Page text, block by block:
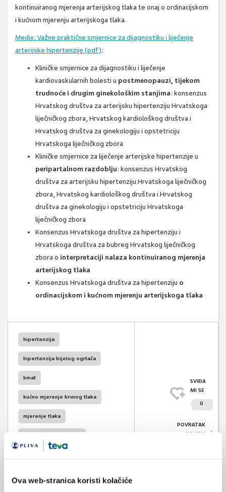
Ova web-stranica koristi kolačiće
kontinuiranog mjerenja arterijskog tlaka te onaj o ordinacijskom
i kućnom mjerenju arterijskoga tlaka.
Medix: Važne praktične smjernice za dijagnostiku i liječenje
arterijske hipertenzije (pdf):
Kliničke smjernice za dijagnostiku i liječenje
kardiovaskularnih bolesti u postmenopauzi, tijekom
trudnoće i drugim ginekološkim stanjima: konsenzus
Hrvatskog društva za arterijsku hipertenziju Hrvatskoga
liječničkog zbora, Hrvatskog kardiološkog društva i
Hrvatskog društva za ginekologiju i opstetriciju
Hrvatskoga liječničkog zbora
Kliničke smjernice za liječenje arterijske hipertenzije u
peripartalnom razdoblju: konsenzus Hrvatskog
društva za arterijsku hipertenziju Hrvatskoga liječničkog
zbora, Hrvatskog kardiološkog društva i Hrvatskog
društva za ginekologiju i opstetriciju Hrvatskoga
liječničkog zbora
Konsenzus Hrvatskoga društva za hipertenziju i
Hrvatskoga društva za bubreg Hrvatskog liječničkog
zbora o interpretaciji nalaza kontinuiranog mjerenja
arterijskog tlaka
Konsenzus Hrvatskoga društva za hipertenziju o
ordinacijskom i kućnom mjerenju arterijskoga tlaka
hipertenzija
hipertenzija bijelog ogrtača
kmat
kućno mjerenje krvnog tlaka
mjerenje tlaka
SVIĐA
MI SE
0
POVRATAK
NA VRH